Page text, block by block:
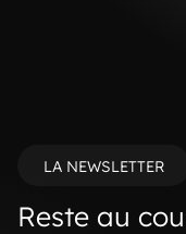
LA NEWSLETTER
Reste au